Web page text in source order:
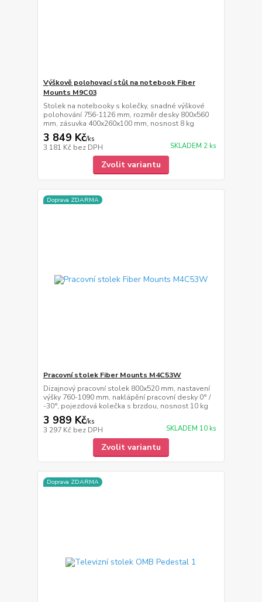
Výškově polohovací stůl na notebook Fiber
Mounts M9C03
Stolek na notebooky s kolečky, snadné výškové
polohování 756-1126 mm, rozměr desky 800x560
mm, zásuvka 400x260x100 mm, nosnost 8 kg
3 849 Kč/ks
3 181 Kč bez DPH SKLADEM 2 ks
Zvolit variantu
Doprava ZDARMA
Pracovní stolek Fiber Mounts M4C53W
Dizajnový pracovní stolek 800x520 mm, nastavení
výšky 760-1090 mm, naklápění pracovní desky 0° /
-30°, pojezdová kolečka s brzdou, nosnost 10 kg
3 989 Kč/ks
3 297 Kč bez DPH SKLADEM 10 ks
Zvolit variantu
Doprava ZDARMA